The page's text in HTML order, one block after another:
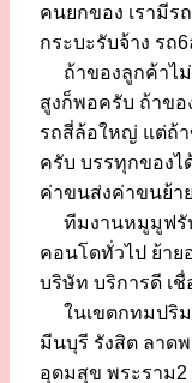
คนยกของ เรามีร
กระบะรับจ้าง รถ
ถ้าของลูกค้าไม่
สูงก็พอครับ ถ้าขอ
รถสี่ล้อใหญ่ แต่ถ้า
ครับ บรรทุกของไ
ค่าขนส่งค่าขนย้า
ทีมงานหมูมูฟรับ
คอนโดทั่วไป ย้าย
บริษัท บริการดี เ
ในเขตกทมปริม
มีนบุรี รังสิต ลาด
อุดมสุข พระราม2